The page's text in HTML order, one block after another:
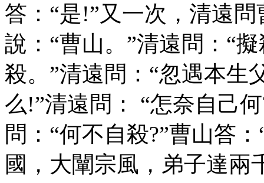
答：“是!”又一次，清遠
說：“曹山。”清遠問：“
殺。”清遠問：“忽遇本生
么!”清遠問： “怎奈自己
問：“何不自殺?”曹山答
國，大闡宗風，弟子達兩